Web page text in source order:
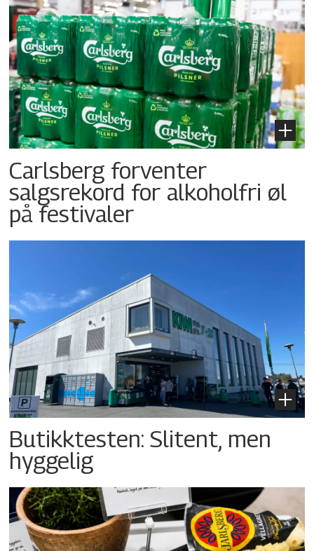
Carlsberg forventer
salgsrekord for alkoholfri øl
på festivaler
Butikktesten: Slitent, men
hyggelig